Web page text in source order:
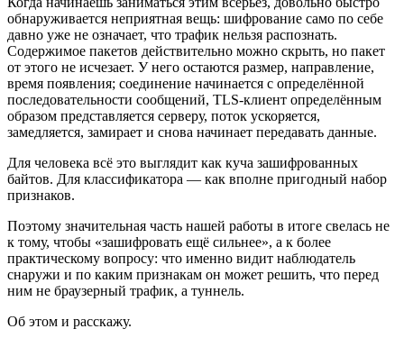
обнаруживается неприятная вещь: шифрование само по себе
давно уже не означает, что трафик нельзя распознать.
Содержимое пакетов действительно можно скрыть, но пакет
от этого не исчезает. У него остаются размер, направление,
время появления; соединение начинается с определённой
последовательности сообщений, TLS-клиент определённым
образом представляется серверу, поток ускоряется,
замедляется, замирает и снова начинает передавать данные.
Для человека всё это выглядит как куча зашифрованных
байтов. Для классификатора — как вполне пригодный набор
признаков.
Поэтому значительная часть нашей работы в итоге свелась не
к тому, чтобы «зашифровать ещё сильнее», а к более
практическому вопросу: что именно видит наблюдатель
снаружи и по каким признакам он может решить, что перед
ним не браузерный трафик, а туннель.
Об этом и расскажу.